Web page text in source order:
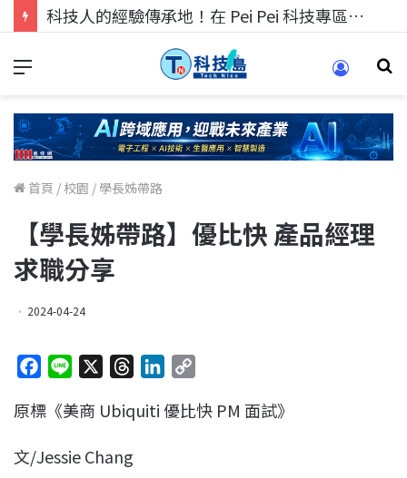
科技人的經驗傳承地！在 Pei Pei 科技專區，與學弟妹交流最硬核的技術
首頁 / 校園 / 學長姊帶路
【學長姊帶路】優比快 產品經理
求職分享
2024-04-24
c
b
n
r
n
p
原標《美商 Ubiquiti 優比快 PM 面試》
文/Jessie Chang